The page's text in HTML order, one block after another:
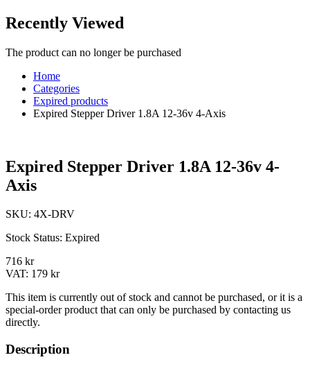
Recently Viewed
The product can no longer be purchased
Home
Categories
Expired products
Expired Stepper Driver 1.8A 12-36v 4-Axis
Expired Stepper Driver 1.8A 12-36v 4-
Axis
SKU: 4X-DRV
Stock Status: Expired
716 kr
VAT: 179 kr
This item is currently out of stock and cannot be purchased, or it is a
special-order product that can only be purchased by contacting us
directly.
Description